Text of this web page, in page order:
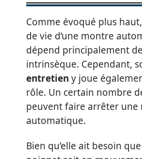
Comme évoqué plus
de vie d’une montre
dépend principalement
intrinsèque. Cependant,
entretien y joue
rôle. Un certain nombre
peuvent faire arrêter une
automatique.
Bien qu’elle ait besoin